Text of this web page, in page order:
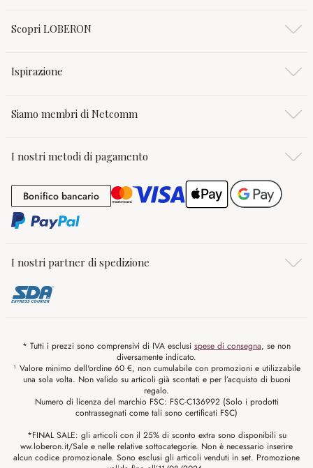
Scopri LOBERON
Ispirazione
Siamo membri di Netcomm
I nostri metodi di pagamento
Bonifico bancarioBonifico bancario
I nostri partner di spedizione
* Tutti i prezzi sono comprensivi di IVA esclusi spese di consegna, se non
diversamente indicato.
¹ Valore minimo dell'ordine 60 €, non cumulabile con promozioni e utilizzabile
una sola volta. Non valido su articoli già scontati e per l’acquisto di buoni
regalo.
Numero di licenza del marchio FSC: FSC-C136992 (Solo i prodotti
contrassegnati come tali sono certificati FSC)
*FINAL SALE: gli articoli con il 25% di sconto extra sono disponibili su
ww.loberon.it/Sale e nelle relative sottocategorie. Non è necessario inserire
alcun codice promozionale. Sono esclusi gli articoli venduti in set. Promozione